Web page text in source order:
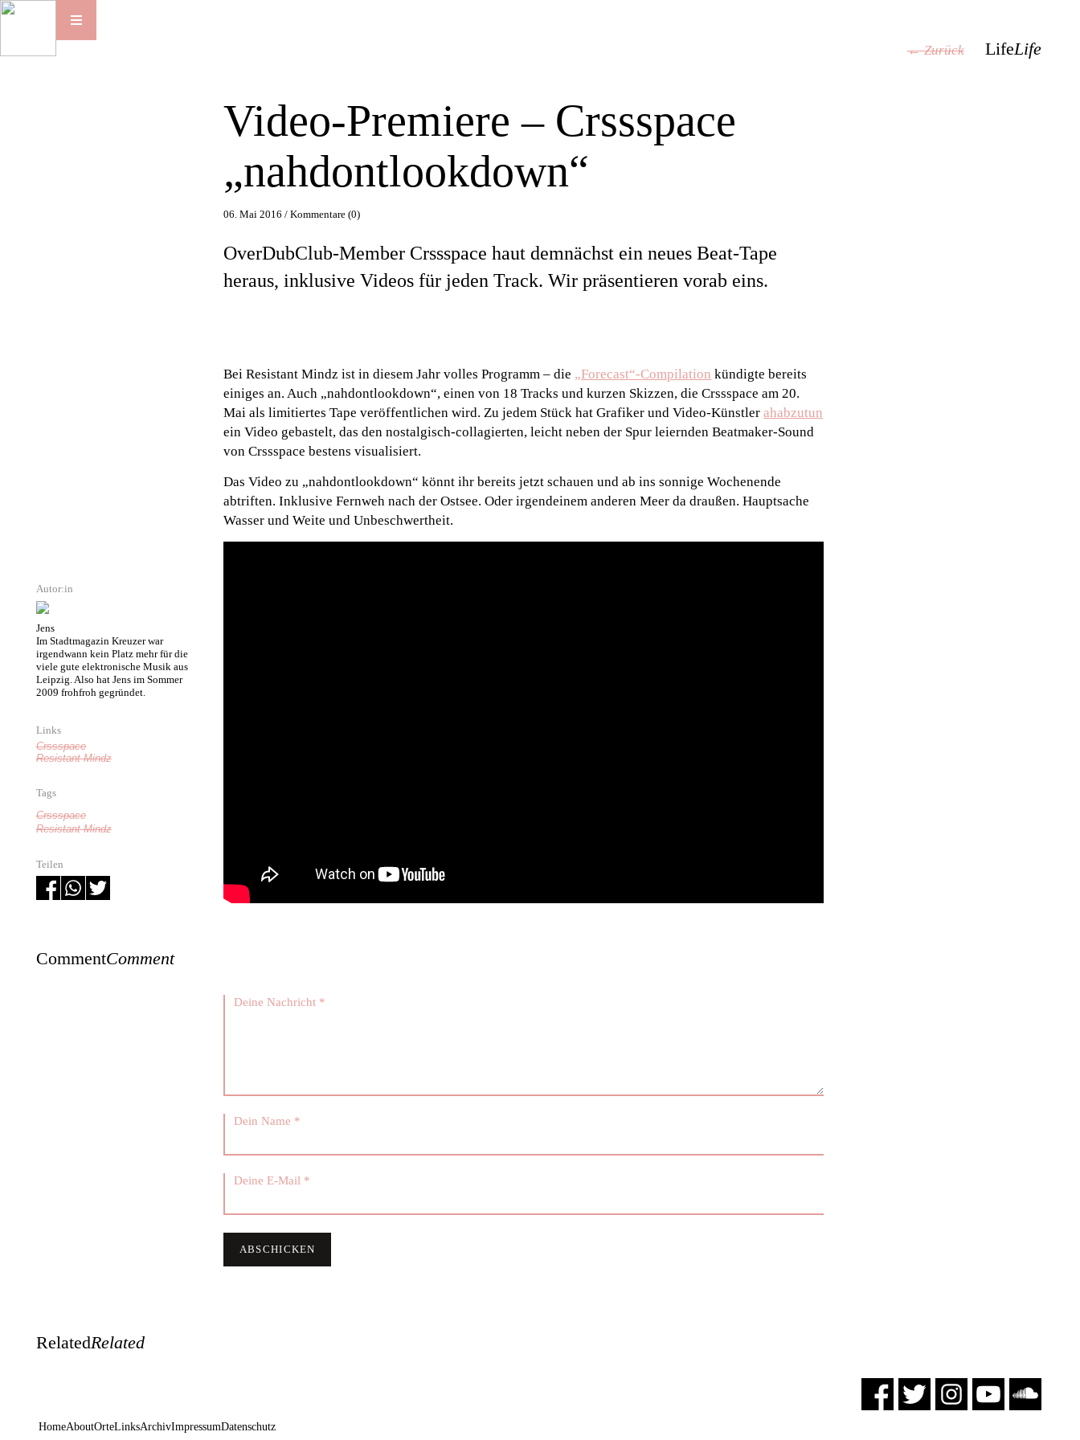
← Zurück LifeLife
Autor:in
Jens
Im Stadtmagazin Kreuzer war
irgendwann kein Platz mehr für die
viele gute elektronische Musik aus
Leipzig. Also hat Jens im Sommer
2009 frohfroh gegründet.
Links
Crssspace
Resistant Mindz
Tags
Crssspace
Resistant Mindz
Teilen
Video-Premiere – Crssspace
„nahdontlookdown“
06. Mai 2016 /Kommentare (0)
OverDubClub-Member Crssspace haut demnächst ein neues Beat-Tape
heraus, inklusive Videos für jeden Track. Wir präsentieren vorab eins.
Bei Resistant Mindz ist in diesem Jahr volles Programm – die „Forecast“-Compilation kündigte bereits
einiges an. Auch „nahdontlookdown“, einen von 18 Tracks und kurzen Skizzen, die Crssspace am 20.
Mai als limitiertes Tape veröffentlichen wird. Zu jedem Stück hat Grafiker und Video-Künstlerahabzutun
ein Video gebastelt, das den nostalgisch-collagierten, leicht neben der Spur leiernden Beatmaker-Sound
von Crssspace bestens visualisiert.
Das Video zu „nahdontlookdown“ könnt ihr bereits jetzt schauen und ab ins sonnige Wochenende
abtriften. Inklusive Fernweh nach der Ostsee. Oder irgendeinem anderen Meer da draußen. Hauptsache
Wasser und Weite und Unbeschwertheit.
CommentComment
RelatedRelated
HomeAboutOrteLinksArchivImpressumDatenschutz